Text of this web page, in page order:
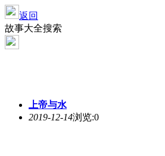
返回
故事大全搜索
上帝与水
2019-12-14浏览:0